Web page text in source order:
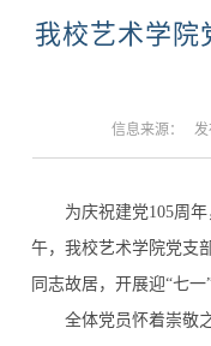
我校艺术学院
信息来源： 发
为庆祝建党105周年
午，我校艺术学院党支
同志故居，开展迎“七一
全体党员怀着崇敬之